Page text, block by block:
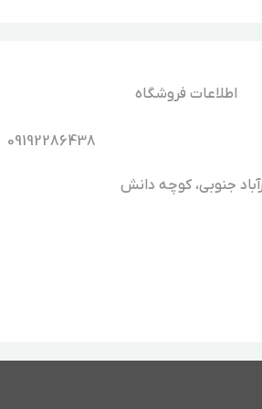
اطلاعات فروشگاه
09192286438
جنوبی، کوچه دانش